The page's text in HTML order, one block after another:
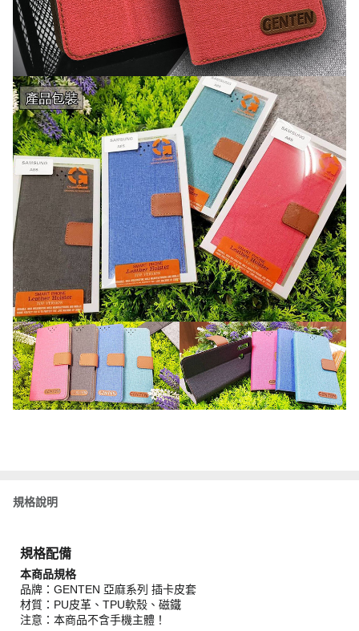
規格說明
規格配備
本商品規格
品牌：GENTEN 亞麻系列 插卡皮套
材質：PU皮革、TPU軟殼、磁鐵
注意：本商品不含手機主體！